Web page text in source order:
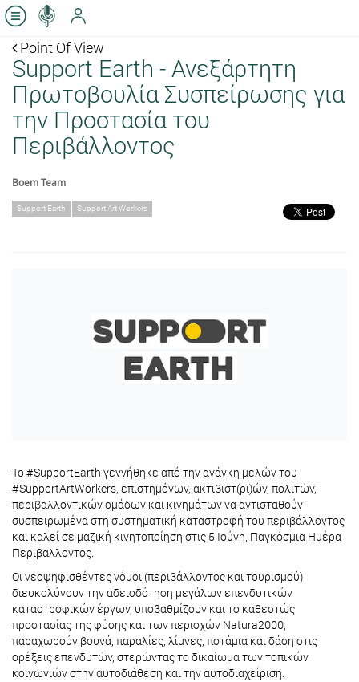
Point Of View
Support Earth - Ανεξάρτητη
Πρωτοβουλία Συσπείρωσης για
την Προστασία του
Περιβάλλοντος
Boem Team
Support Earth Support Art Workers
Το #SupportEarth γεννήθηκε από την ανάγκη μελών του
#SupportArtWorkers, επιστημόνων, ακτιβιστ(ρι)ών, πολιτών,
περιβαλλοντικών ομάδων και κινημάτων να αντισταθούν
συσπειρωμένα στη συστηματική καταστροφή του περιβάλλοντος
και καλεί σε μαζική κινητοποίηση στις 5 Ιούνη, Παγκόσμια Ημέρα
Περιβάλλοντος.
Οι νεοψηφισθέντες νόμοι (περιβάλλοντος και τουρισμού)
διευκολύνουν την αδειοδότηση μεγάλων επενδυτικών
καταστροφικών έργων, υποβαθμίζουν και το καθεστώς
προστασίας της φύσης και των περιοχών Natura2000,
παραχωρούν βουνά, παραλίες, λίμνες, ποτάμια και δάση στις
ορέξεις επενδυτών, στερώντας το δικαίωμα των τοπικών
κοινωνιών στην αυτοδιάθεση και την αυτοδιαχείριση.